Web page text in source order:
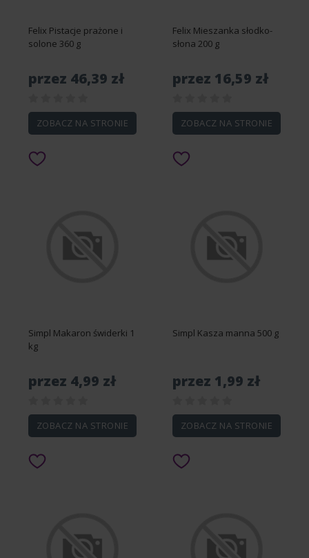
Felix Pistacje prażone i
solone 360 g
przez 46,39 zł
ZOBACZ NA STRONIE
Felix Mieszanka słodko-
słona 200 g
przez 16,59 zł
ZOBACZ NA STRONIE
Simpl Makaron świderki 1
kg
przez 4,99 zł
ZOBACZ NA STRONIE
Simpl Kasza manna 500 g
przez 1,99 zł
ZOBACZ NA STRONIE